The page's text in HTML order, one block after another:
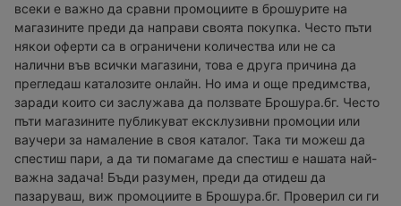
всеки е важно да сравни промоциите в брошурите на
магазините преди да направи своята покупка. Често пъти
някои оферти са в ограничени количества или не са
налични във всички магазини, това е друга причина да
прегледаш каталозите онлайн. Но има и още предимства,
заради които си заслужава да ползвате Брошура.бг. Често
пъти магазините публикуват ексклузивни промоции или
ваучери за намаление в своя каталог. Така ти можеш да
спестиш пари, а да ти помагаме да спестиш е нашата най-
важна задача! Бъди разумен, преди да отидеш да
пазаруваш, виж промоциите в Брошура.бг. Проверил си ги